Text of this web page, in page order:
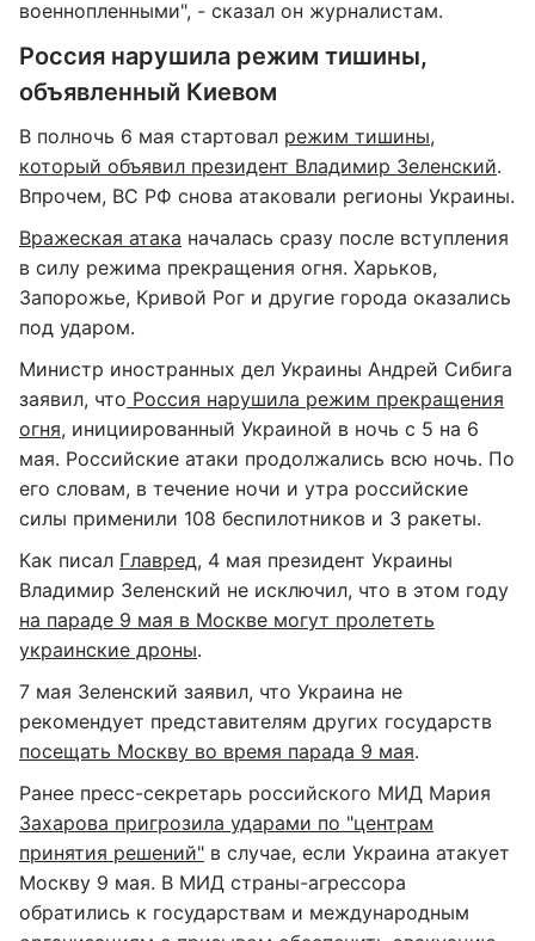
военнопленными", - сказал он журналистам.
Россия нарушила режим тишины,
объявленный Киевом
В полночь 6 мая стартовал режим тишины,
который объявил президент Владимир Зеленский.
Впрочем, ВС РФ снова атаковали регионы Украины.
Вражеская атака началась сразу после вступления
в силу режима прекращения огня. Харьков,
Запорожье, Кривой Рог и другие города оказались
под ударом.
Министр иностранных дел Украины Андрей Сибига
заявил, что Россия нарушила режим прекращения
огня, инициированный Украиной в ночь с 5 на 6
мая. Российские атаки продолжались всю ночь. По
его словам, в течение ночи и утра российские
силы применили 108 беспилотников и 3 ракеты.
Как писал Главред, 4 мая президент Украины
Владимир Зеленский не исключил, что в этом году
на параде 9 мая в Москве могут пролететь
украинские дроны.
7 мая Зеленский заявил, что Украина не
рекомендует представителям других государств
посещать Москву во время парада 9 мая.
Ранее пресс-секретарь российского МИД Мария
Захарова пригрозила ударами по "центрам
принятия решений" в случае, если Украина атакует
Москву 9 мая. В МИД страны-агрессора
обратились к государствам и международным